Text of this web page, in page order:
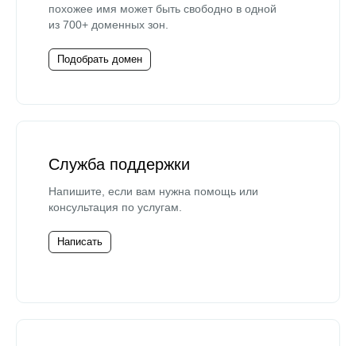
похожее имя может быть свободно в одной
из 700+ доменных зон.
Подобрать домен
Служба поддержки
Напишите, если вам нужна помощь или
консультация по услугам.
Написать